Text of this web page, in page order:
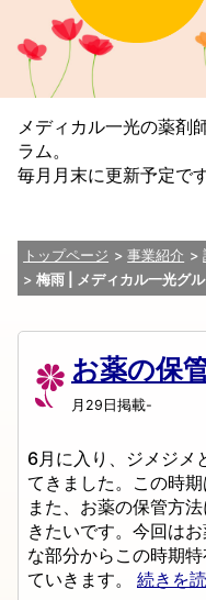
メディカル一光の薬剤
ラム。
毎月月末に更新予定です
トップページ 事業紹介
梅雨 | メディカル一光グ
お薬の保
月29日掲載-
6月に入り、ジメジメ
てきました。この時期
また、お薬の保管方
きたいです。今回は
な部分からこの時期
ていきます。 続きを